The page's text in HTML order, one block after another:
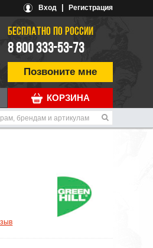
Вход Регистрация
БЕСПЛАТНО ПО РОССИИ
8 800 333-53-73
Позвоните мне
КОРЗИНА